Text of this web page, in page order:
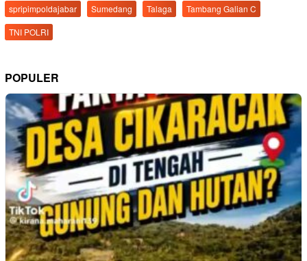
spripimpoldajabar
Sumedang Talaga
Tambang Galian C
TNI POLRI
POPULER